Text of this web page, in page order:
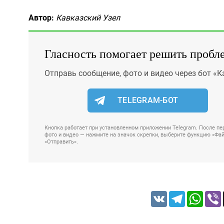
Автор: Кавказский Узел
Гласность помогает решить
Отправь сообщение, фото и видео через бот
TELEGRAM-БОТ
Кнопка работает при установленном приложении Telegram. После
фото и видео — нажмите на значок скрепки, выберите функцию
«Отправить».
VK Telegram